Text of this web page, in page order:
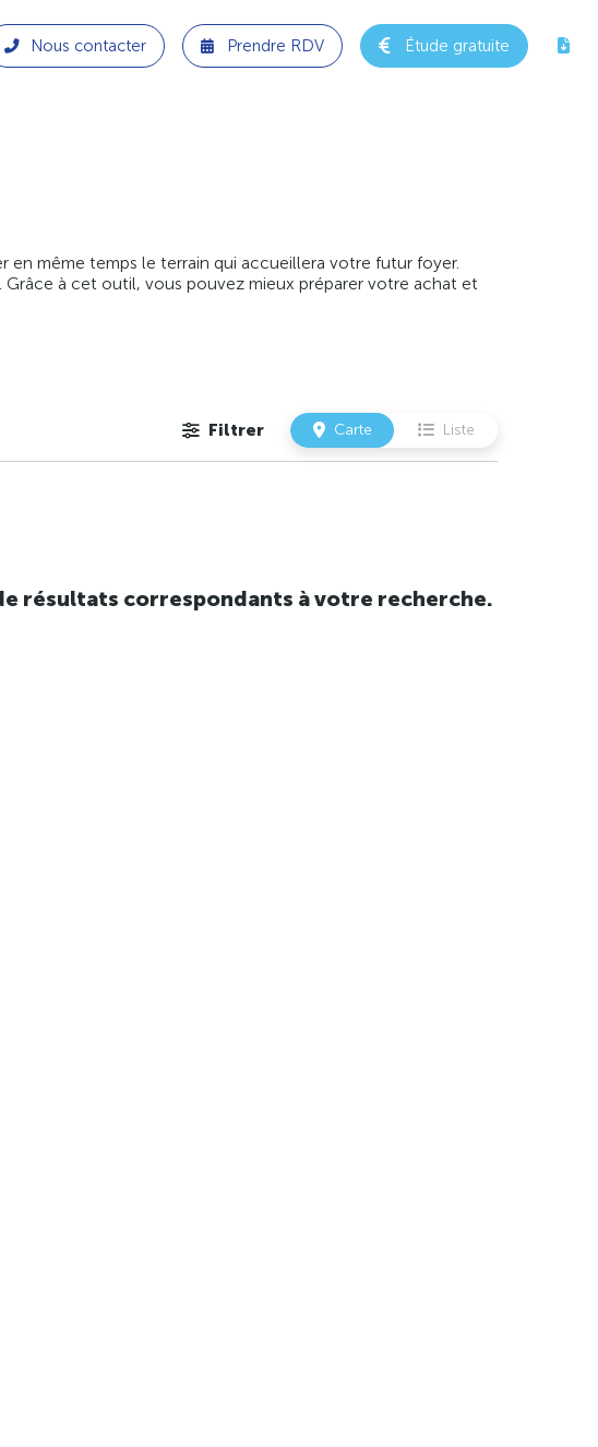
Nous contacter Prendre RDV Étude gratuite
même temps le terrain qui accueillera votre futur foyer.
Grâce à cet outil, vous pouvez mieux préparer votre achat et
Filtrer Carte Liste
résultats correspondants à votre recherche.